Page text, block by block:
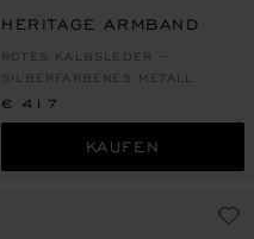
HERITAGE ARMBAND
ROTES KALBSLEDER –
SILBERFARBENES METALL
€ 417
KAUFEN